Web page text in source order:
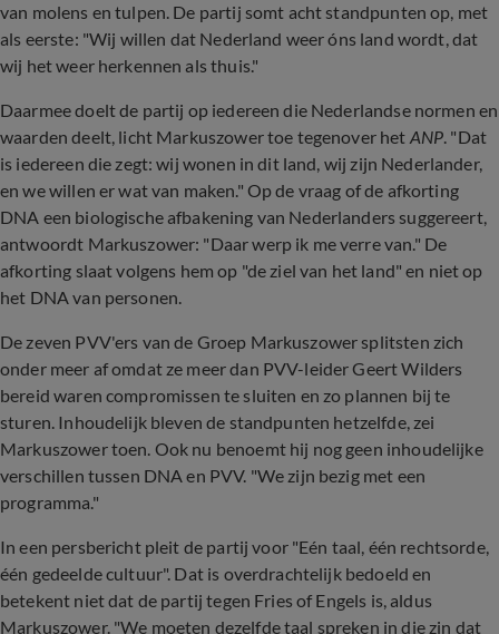
van molens en tulpen. De partij somt acht standpunten op, met
als eerste: "Wij willen dat Nederland weer óns land wordt, dat
wij het weer herkennen als thuis."
Daarmee doelt de partij op iedereen die Nederlandse normen en
waarden deelt, licht Markuszower toe tegenover het ANP. "Dat
is iedereen die zegt: wij wonen in dit land, wij zijn Nederlander,
en we willen er wat van maken." Op de vraag of de afkorting
DNA een biologische afbakening van Nederlanders suggereert,
antwoordt Markuszower: "Daar werp ik me verre van." De
afkorting slaat volgens hem op "de ziel van het land" en niet op
het DNA van personen.
De zeven PVV'ers van de Groep Markuszower splitsten zich
onder meer af omdat ze meer dan PVV-leider Geert Wilders
bereid waren compromissen te sluiten en zo plannen bij te
sturen. Inhoudelijk bleven de standpunten hetzelfde, zei
Markuszower toen. Ook nu benoemt hij nog geen inhoudelijke
verschillen tussen DNA en PVV. "We zijn bezig met een
programma."
In een persbericht pleit de partij voor "Eén taal, één rechtsorde,
één gedeelde cultuur". Dat is overdrachtelijk bedoeld en
betekent niet dat de partij tegen Fries of Engels is, aldus
Markuszower. "We moeten dezelfde taal spreken in die zin dat